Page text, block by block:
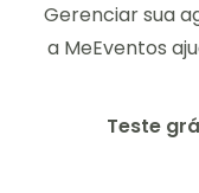
Gerenciar sua
a MeEventos
Teste